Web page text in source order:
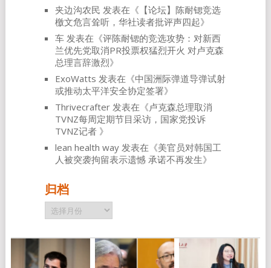
夹边沟农民 发表在《 【论坛】陈耐锶竞选
檄文危言耸听，华社读者批评声四起》
车发表在《评陈耐锶的竞选攻势：对新西
兰优先党取消PR投票权猛烈开火 对卢克森
总理言辞激烈》
ExoWatts 发表在《中国洲际弹道导弹试射
或推动太平洋安全协定签署》
Thrivecrafter发表在《卢克森总理取消
TVNZ每周定期节目采访，国家党投诉
TVNZ记者 》
lean health way发表在《美官员对韩国工
人被突袭拘留表示遗憾 承诺不再发生》
归档
归
档